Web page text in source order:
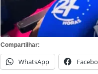
Compartilhar:
WhatsApp